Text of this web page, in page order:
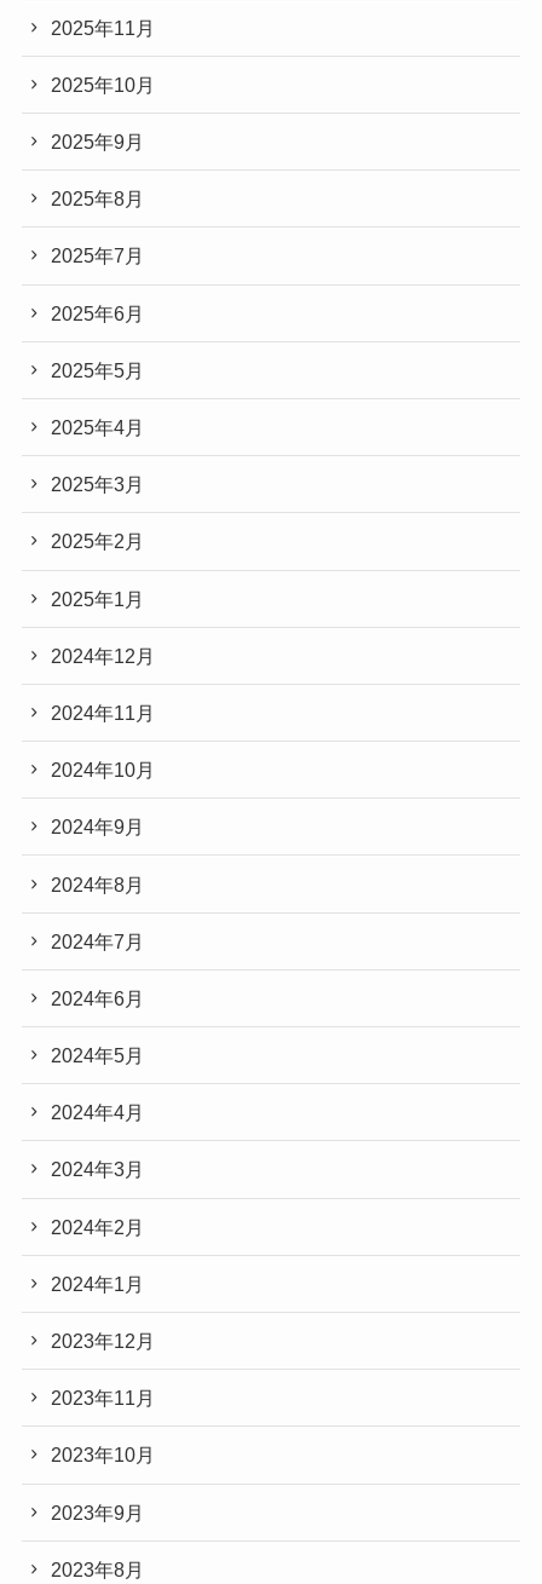
2025年11月
2025年10月
2025年9月
2025年8月
2025年7月
2025年6月
2025年5月
2025年4月
2025年3月
2025年2月
2025年1月
2024年12月
2024年11月
2024年10月
2024年9月
2024年8月
2024年7月
2024年6月
2024年5月
2024年4月
2024年3月
2024年2月
2024年1月
2023年12月
2023年11月
2023年10月
2023年9月
2023年8月